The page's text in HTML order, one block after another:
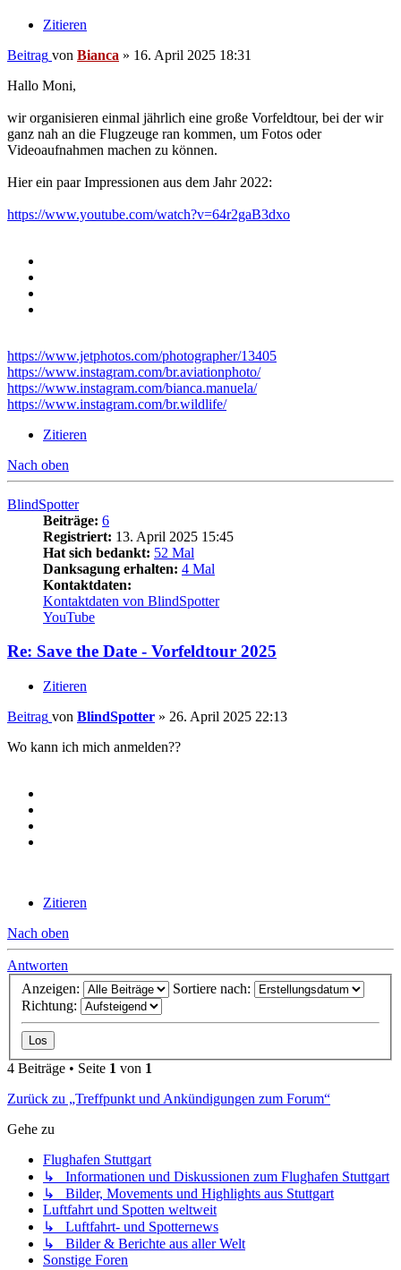
Zitieren
Beitrag von Bianca » 16. April 2025 18:31
Hallo Moni,
wir organisieren einmal jährlich eine große Vorfeldtour, bei der wir
ganz nah an die Flugzeuge ran kommen, um Fotos oder
Videoaufnahmen machen zu können.
Hier ein paar Impressionen aus dem Jahr 2022:
https://www.youtube.com/watch?v=64r2gaB3dxo
https://www.jetphotos.com/photographer/13405
https://www.instagram.com/br.aviationphoto/
https://www.instagram.com/bianca.manuela/
https://www.instagram.com/br.wildlife/
Zitieren
Nach oben
BlindSpotter
Beiträge: 6
Registriert: 13. April 2025 15:45
Hat sich bedankt: 52 Mal
Danksagung erhalten: 4 Mal
Kontaktdaten:
Kontaktdaten von BlindSpotter
YouTube
Re: Save the Date - Vorfeldtour 2025
Zitieren
Beitrag von BlindSpotter » 26. April 2025 22:13
Wo kann ich mich anmelden??
Zitieren
Nach oben
Antworten
Anzeigen:
Sortiere nach:
Richtung:
4 Beiträge • Seite 1 von 1
Zurück zu „Treffpunkt und Ankündigungen zum Forum“
Gehe zu
Flughafen Stuttgart
↳ Informationen und Diskussionen zum Flughafen Stuttgart
↳ Bilder, Movements und Highlights aus Stuttgart
Luftfahrt und Spotten weltweit
↳ Luftfahrt- und Spotternews
↳ Bilder & Berichte aus aller Welt
Sonstige Foren